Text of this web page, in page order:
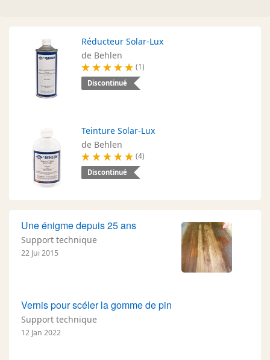
Réducteur Solar-Lux
de Behlen
(1)
Discontinué
Teinture Solar-Lux
de Behlen
(4)
Discontinué
Une énigme depuis 25 ans
Support technique
22 Jui 2015
Vernis pour scéler la gomme de pin
Support technique
12 Jan 2022